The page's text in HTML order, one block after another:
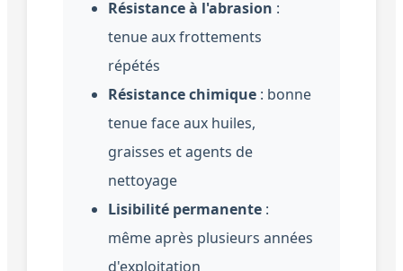
Résistance à l'abrasion :
tenue aux frottements
répétés
Résistance chimique: bonne
tenue face aux huiles,
graisses et agents de
nettoyage
Lisibilité permanente:
même après plusieurs années
d'exploitation